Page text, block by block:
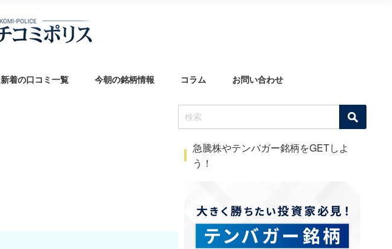
新着の口コミ一覧 今朝の銘柄情報 コラム お問い合わせ
急騰株やテンバガー銘柄をGETしよ
う！